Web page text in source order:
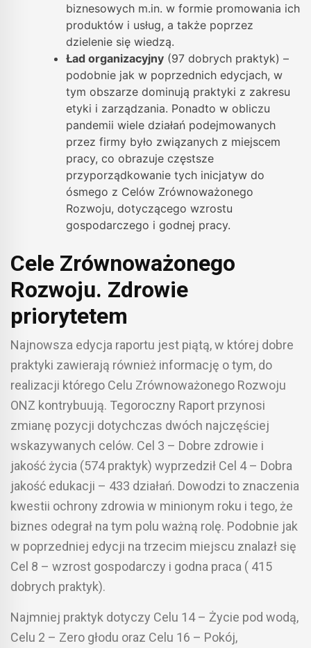
biznesowych m.in. w formie promowania ich
produktów i usług, a także poprzez
dzielenie się wiedzą.
Ład organizacyjny (97 dobrych praktyk) –
podobnie jak w poprzednich edycjach, w
tym obszarze dominują praktyki z zakresu
etyki i zarządzania. Ponadto w obliczu
pandemii wiele działań podejmowanych
przez firmy było związanych z miejscem
pracy, co obrazuje częstsze
przyporządkowanie tych inicjatyw do
ósmego z Celów Zrównoważonego
Rozwoju, dotyczącego wzrostu
gospodarczego i godnej pracy.
Cele Zrównoważonego
Rozwoju. Zdrowie
priorytetem
Najnowsza edycja raportu jest piątą, w której dobre
praktyki zawierają również informację o tym, do
realizacji którego Celu Zrównoważonego Rozwoju
ONZ kontrybuują. Tegoroczny Raport przynosi
zmianę pozycji dotychczas dwóch najczęściej
wskazywanych celów. Cel 3 – Dobre zdrowie i
jakość życia (574 praktyk) wyprzedził Cel 4 – Dobra
jakość edukacji – 433 działań. Dowodzi to znaczenia
kwestii ochrony zdrowia w minionym roku i tego, że
biznes odegrał na tym polu ważną rolę. Podobnie jak
w poprzedniej edycji na trzecim miejscu znalazł się
Cel 8 – wzrost gospodarczy i godna praca ( 415
dobrych praktyk).
Najmniej praktyk dotyczy Celu 14 – Życie pod wodą,
Celu 2 – Zero głodu oraz Celu 16 – Pokój,